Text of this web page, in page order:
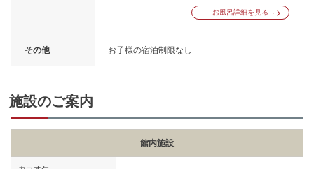
お風呂詳細を見る
その他 お子様の宿泊制限なし
施設のご案内
館内施設